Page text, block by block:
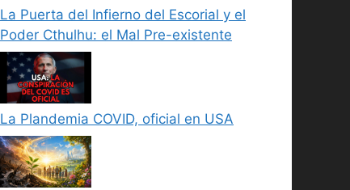
La Puerta del Infierno del Escorial y el
Poder Cthulhu: el Mal Pre-existente
La Plandemia COVID, oficial en USA